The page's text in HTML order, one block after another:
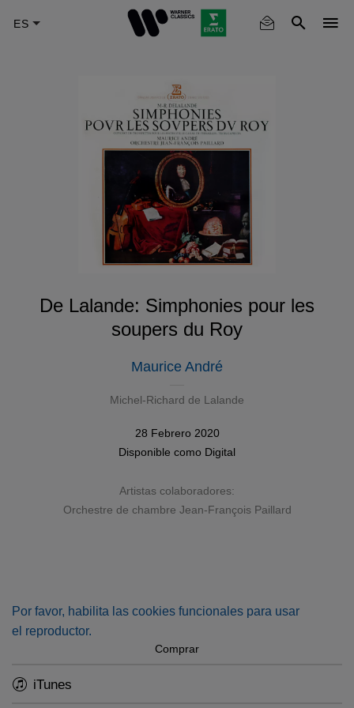
De Lalande: Simphonies pour les
soupers du Roy
Maurice André
Michel-Richard de Lalande
28 Febrero 2020
Disponible como Digital
Artistas colaboradores:
Orchestre de chambre Jean-François Paillard
Por favor, habilita las cookies funcionales para usar
el reproductor.
Comprar
iTunes